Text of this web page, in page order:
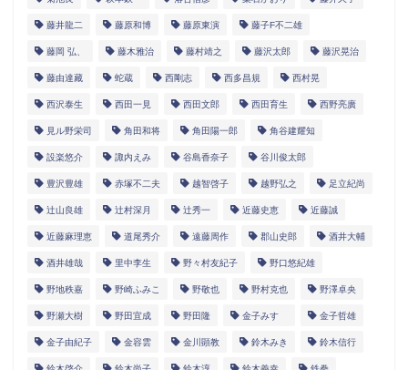
藤井龍二 藤原和博 藤原東演 藤子F不二雄
藤岡 弘、 藤木雅治 藤村靖之 藤沢太郎 藤沢晃治
藤由達藏 蛇蔵 西剛志 西多昌規 西村晃
西沢泰生 西田一見 西田文郎 西田育生 西野亮廣
見ル野栄司 角田和将 角田陽一郎 角谷建耀知
設楽悠介 諏内えみ 谷島香奈子 谷川俊太郎
豊沢豊雄 赤塚不二夫 越智啓子 越野弘之 足立紀尚
辻山良雄 辻村深月 辻秀一 近藤史恵 近藤誠
近藤麻理恵 道尾秀介 遠藤周作 郡山史郎 酒井大輔
酒井雄哉 里中李生 野々村友紀子 野口悠紀雄
野地秩嘉 野崎ふみこ 野敬也 野村克也 野澤卓央
野瀬大樹 野田宜成 野田隆 金子みすゞ 金子哲雄
金子由紀子 金容雲 金川顕教 鈴木みき 鈴木信行